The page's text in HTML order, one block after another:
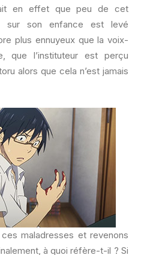
en effet que peu de cet
sur son enfance est levé
plus ennuyeux que la voix-
que l’instituteur est perçu
alors que cela n’est jamais
maladresses et revenons
à quoi réfère-t-il ? Si